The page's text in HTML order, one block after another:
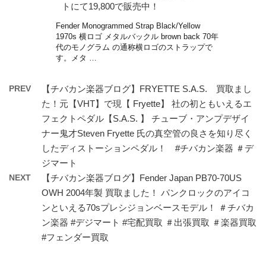
トにて19,800で販売中！
Fender Monogrammed Strap Black/Yellow
1970s 横ロゴ メタルバックル brown back 70年
代のモノグラム の通称横ロゴのストラップで
す。メタ …
PREV
【チバカン楽器ブログ】FRYETTE S.A.S. 買取まし
た！元【VHT】で現【 Fryette】 社の初ともいえるエ
フェクトペダル【S.A.S. 】 チューブ・アンプデザイ
ナー鬼才Steven Fryette 氏の真空管の良さを知り尽く
したディストーションペダル！ #チバカン楽器 ＃デ
ジマート
NEXT
【チバカン楽器ブログ】Fender Japan PB70-70US
OWH 2004年製 買取ました！ パンクロックのアイコ
ンといえる70sプレシジョンベースモデル！ ＃チバカ
ン楽器 #デジマート #宅配買取 ＃出張買取 ＃楽器買取
#フェンダー買取